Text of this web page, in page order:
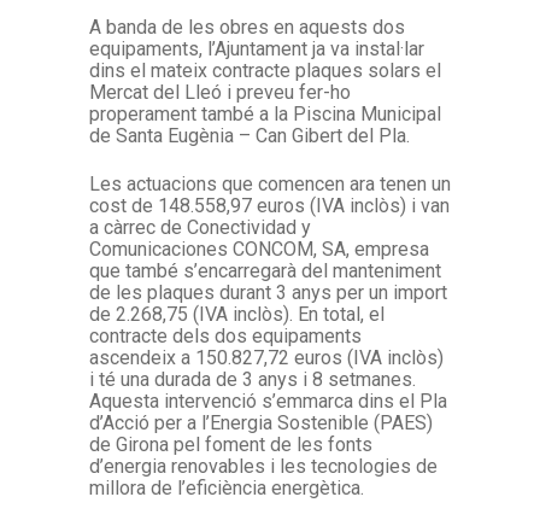
A banda de les obres en aquests dos
equipaments, l’Ajuntament ja va instal·lar
dins el mateix contracte plaques solars el
Mercat del Lleó i preveu fer-ho
properament també a la Piscina Municipal
de Santa Eugènia – Can Gibert del Pla.
Les actuacions que comencen ara tenen un
cost de 148.558,97 euros (IVA inclòs) i van
a càrrec de Conectividad y
Comunicaciones CONCOM, SA, empresa
que també s’encarregarà del manteniment
de les plaques durant 3 anys per un import
de 2.268,75 (IVA inclòs). En total, el
contracte dels dos equipaments
ascendeix a 150.827,72 euros (IVA inclòs)
i té una durada de 3 anys i 8 setmanes.
Aquesta intervenció s’emmarca dins el Pla
d’Acció per a l’Energia Sostenible (PAES)
de Girona pel foment de les fonts
d’energia renovables i les tecnologies de
millora de l’eficiència energètica.